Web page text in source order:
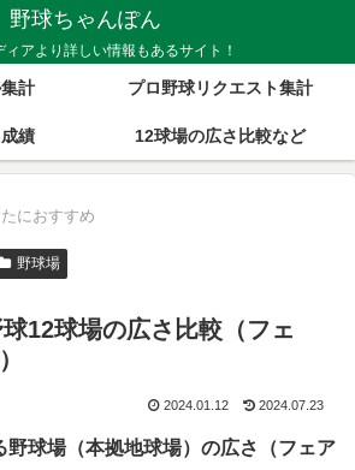
野球ちゃんぽん
ィアより詳しい情報もあるサイト！
計 プロ野球リクエスト集計
績 12球場の広さ比較など
におすすめ
野球場
12球場の広さ比較（フェ
2024.01.12 2024.07.23
野球場（本拠地球場）の広さ（フェア